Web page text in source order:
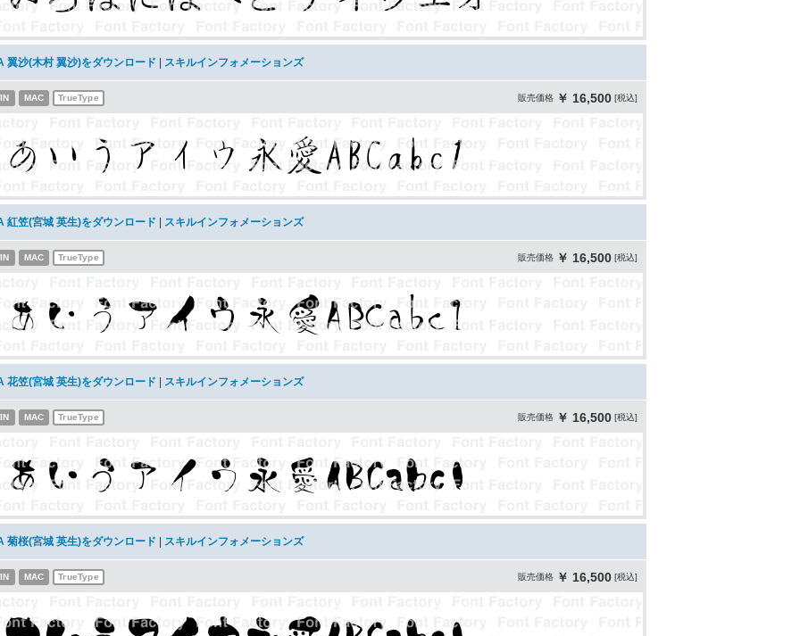
翼沙(木村 翼沙)をダウンロード スキルインフォメーションズ
販売価格 ￥ 16,500 [税込]
MAC TrueType
紅笠(宮城 英生)をダウンロード スキルインフォメーションズ
販売価格 ￥ 16,500 [税込]
MAC TrueType
花笠(宮城 英生)をダウンロード スキルインフォメーションズ
販売価格 ￥ 16,500 [税込]
MAC TrueType
菊桜(宮城 英生)をダウンロード スキルインフォメーションズ
販売価格 ￥ 16,500 [税込]
MAC TrueType